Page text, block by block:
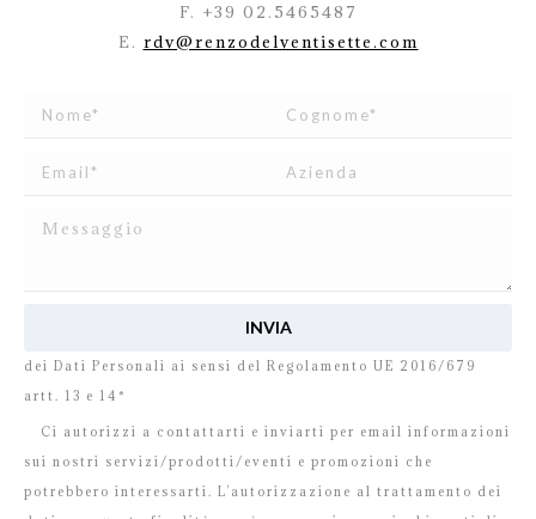
F. +39 02.5465487
E. rdv@renzodelventisette.com
dei Dati Personali ai sensi del Regolamento UE 2016/679
artt. 13 e 14*
Ci autorizzi a contattarti e inviarti per email informazioni
sui nostri servizi/prodotti/eventi e promozioni che
potrebbero interessarti. L’autorizzazione al trattamento dei